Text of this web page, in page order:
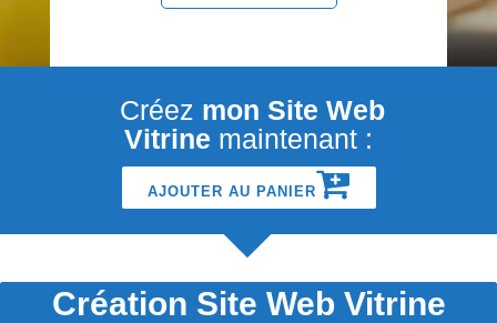
Créez mon Site Web
Vitrine maintenant :
AJOUTER AU PANIER
Création Site Web Vitrine